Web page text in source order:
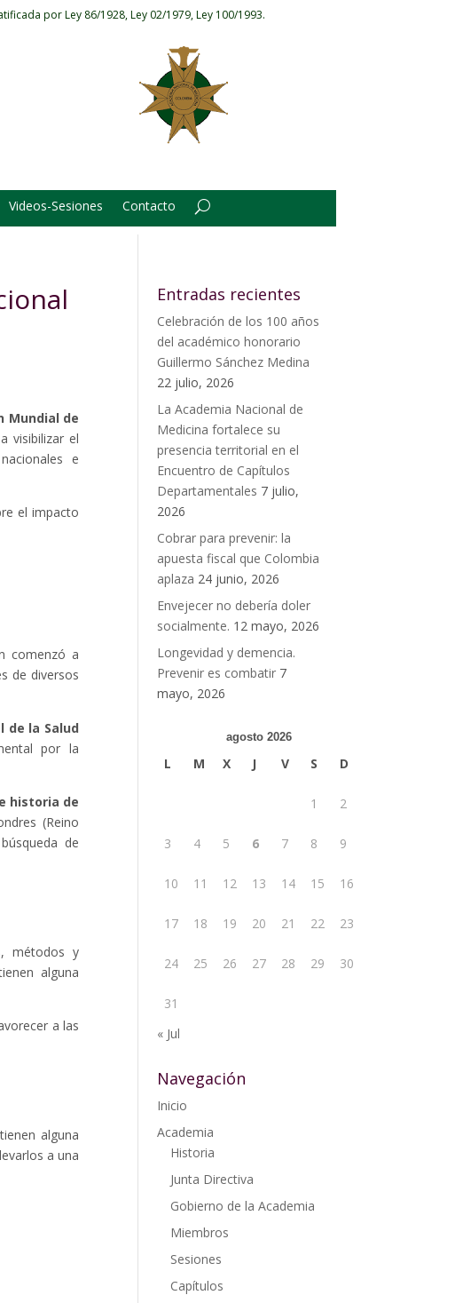
por Ley 86/1928, Ley 02/1979, Ley 100/1993.
Videos-Sesiones Contacto
Mundial de
visibilizar el
e
el impacto
comenzó a
de diversos
de la Salud
por la
historia de
(Reino
de
métodos y
alguna
a las
alguna
a una
Entradas recientes
Celebración de los 100 años
del académico honorario
Guillermo Sánchez Medina
22 julio, 2026
La Academia Nacional de
Medicina fortalece su
presencia territorial en el
Encuentro de Capítulos
Departamentales 7 julio,
2026
Cobrar para prevenir: la
apuesta fiscal que Colombia
aplaza 24 junio, 2026
Envejecer no debería doler
socialmente. 12 mayo, 2026
Longevidad y demencia.
Prevenir es combatir 7
mayo, 2026
agosto 2026
L M X J V S D
1 2
3 4 5 6 7 8 9
10 11 12 13 14 15 16
17 18 19 20 21 22 23
24 25 26 27 28 29 30
31
« Jul
Navegación
Inicio
Academia
Historia
Junta Directiva
Gobierno de la Academia
Miembros
Sesiones
Capítulos